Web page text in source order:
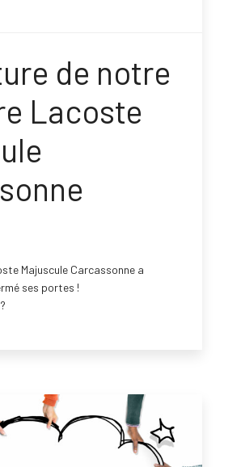
de notre
Lacoste
Majuscule Carcassonne a
ses portes !